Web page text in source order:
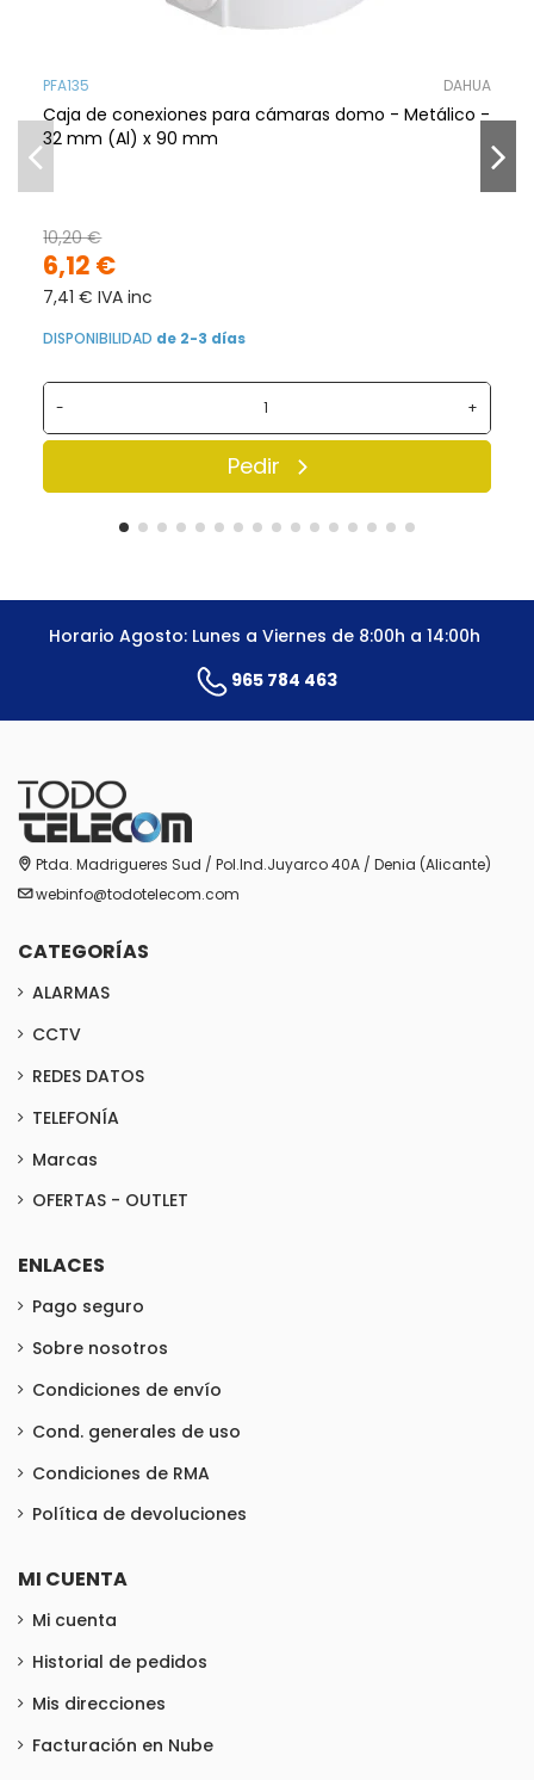
PFA135 DAHUA
Caja de conexiones para cámaras domo - Metálico -
32 mm (Al) x 90 mm
6,12 €
10,20 €
7,41 € IVA inc
DISPONIBILIDAD de 2-3 días
- +
Pedir
Horario Agosto: Lunes a Viernes de 8:00h a 14:00h
965 784 463
Ptda. Madrigueres Sud / Pol.Ind.Juyarco 40A / Denia (Alicante)
webinfo@todotelecom.com
CATEGORÍAS
ALARMAS
CCTV
REDES DATOS
TELEFONÍA
Marcas
OFERTAS - OUTLET
ENLACES
Pago seguro
Sobre nosotros
Condiciones de envío
Cond. generales de uso
Condiciones de RMA
Política de devoluciones
MI CUENTA
Mi cuenta
Historial de pedidos
Mis direcciones
Facturación en Nube